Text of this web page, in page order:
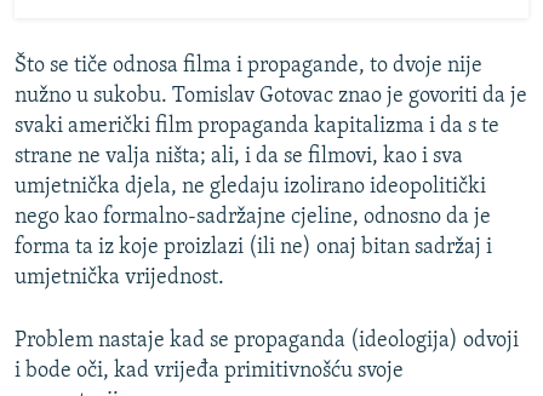
Što se tiče odnosa filma i propagande, to dvoje nije
nužno u sukobu. Tomislav Gotovac znao je govoriti da je
svaki američki film propaganda kapitalizma i da s te
strane ne valja ništa; ali, i da se filmovi, kao i sva
umjetnička djela, ne gledaju izolirano ideopolitički
nego kao formalno-sadržajne cjeline, odnosno da je
forma ta iz koje proizlazi (ili ne) onaj bitan sadržaj i
umjetnička vrijednost.
Problem nastaje kad se propaganda (ideologija) odvoji
i bode oči, kad vrijeđa primitivnošću svoje